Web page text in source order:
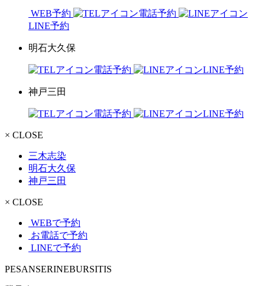
WEB予約
電話予約
LINE予約
明石大久保
電話予約 LINE予約
神戸三田
電話予約 LINE予約
× CLOSE
三木志染
明石大久保
神戸三田
× CLOSE
WEBで予約
お電話で予約
LINEで予約
PESANSERINEBURSITIS